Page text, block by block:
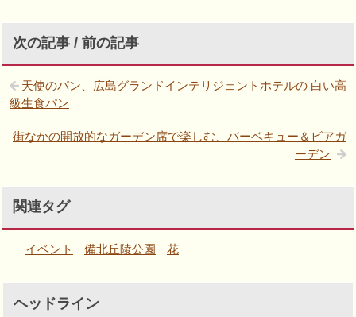
次の記事 / 前の記事
天使のパン、広島グランドインテリジェントホテルの 白い高
級生食パン
街なかの開放的なガーデン席で楽しむ、バーベキュー＆ビアガ
ーデン
関連タグ
イベント 備北丘陵公園 花
ヘッドライン